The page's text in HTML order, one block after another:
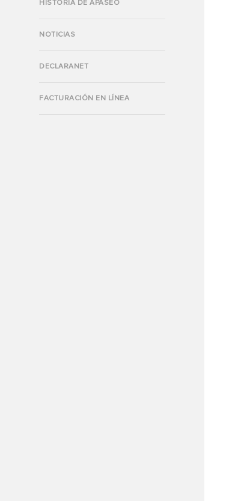
HISTORIA DE APASEO
NOTICIAS
DECLARANET
FACTURACIÓN EN LÍNEA